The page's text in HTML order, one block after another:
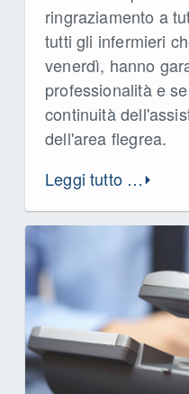
ringraziamento a
tutti gli infermieri
venerdì, hanno
professionalità e
continuità
dell'area flegrea.
Leggi tutto …